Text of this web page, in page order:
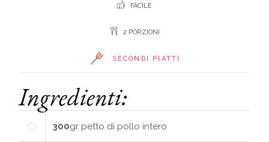
FACILE
2 PORZIONI
SECONDI PIATTI
Ingredienti:
300gr petto di pollo intero